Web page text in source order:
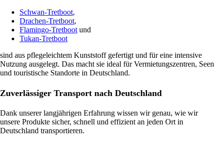
Schwan-Tretboot,
Drachen-Tretboot,
Flamingo-Tretboot und
Tukan-Tretboot
sind aus pflegeleichtem Kunststoff gefertigt und für eine intensive
Nutzung ausgelegt. Das macht sie ideal für Vermietungszentren, Seen
und touristische Standorte in Deutschland.
Zuverlässiger Transport nach Deutschland
Dank unserer langjährigen Erfahrung wissen wir genau, wie wir
unsere Produkte sicher, schnell und effizient an jeden Ort in
Deutschland transportieren.